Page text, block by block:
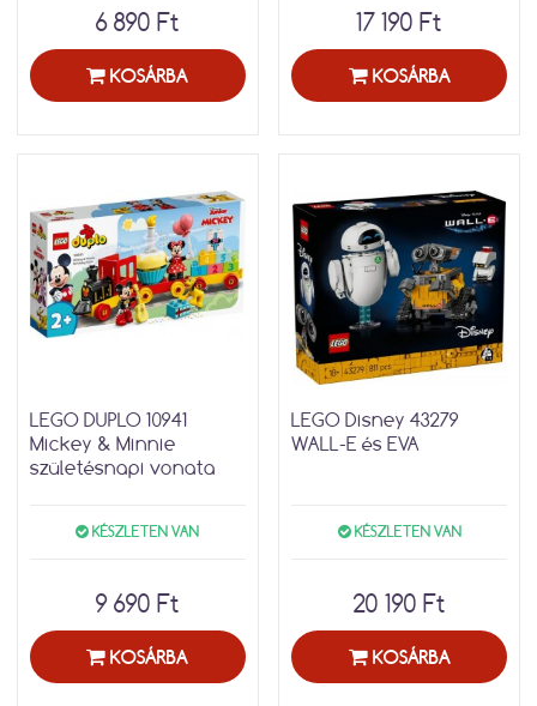
6 890 Ft
KOSÁRBA
17 190 Ft
KOSÁRBA
LEGO DUPLO 10941
Mickey & Minnie
születésnapi vonata
KÉSZLETEN VAN
9 690 Ft
KOSÁRBA
LEGO Disney 43279
WALL-E és EVA
KÉSZLETEN VAN
20 190 Ft
KOSÁRBA